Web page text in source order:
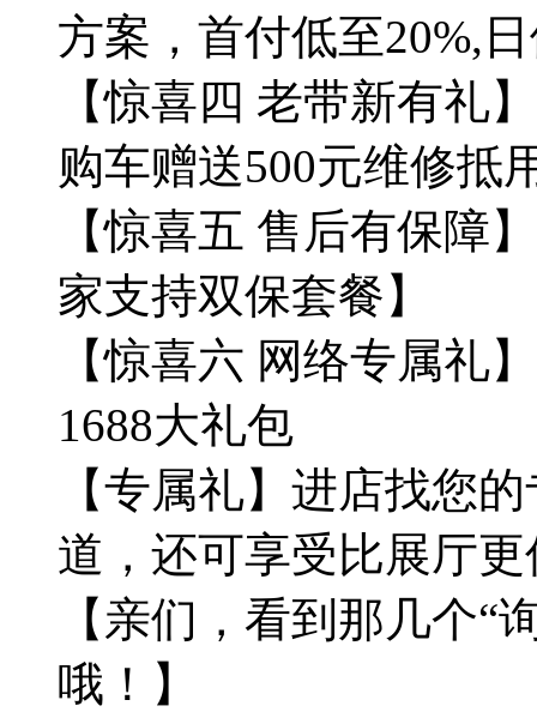
方案，首付低至20%,
【惊喜四 老带新有礼
购车赠送500元维修抵
【惊喜五 售后有保障
家支持双保套餐】
【惊喜六 网络专属礼
1688大礼包
【专属礼】进店找您
道，还可享受比展厅
【亲们，看到那几个“
哦！】